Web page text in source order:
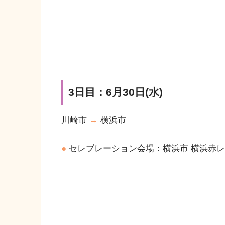
3日目：6月30日(水)
川崎市 → 横浜市
● セレブレーション会場：横浜市 横浜赤